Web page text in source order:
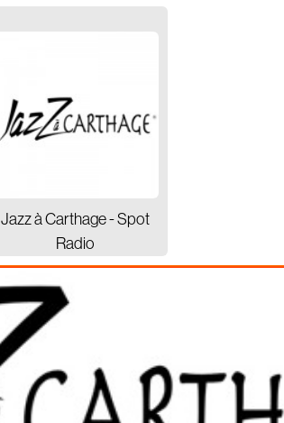
Jazz à Carthage - Spot
Radio